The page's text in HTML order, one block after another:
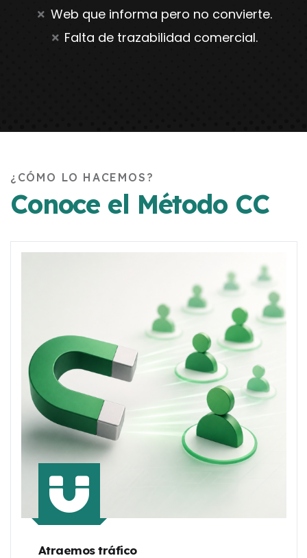
Web que informa pero no convierte.
Falta de trazabilidad comercial.
¿CÓMO LO HACEMOS?
Conoce el Método CC
Atraemos tráfico